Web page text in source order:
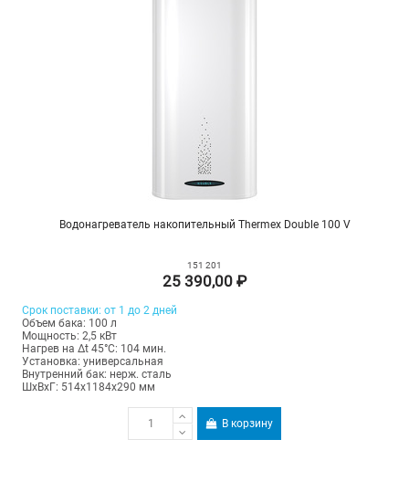
Водонагреватель накопительный Thermex Double 100 V
151 201
25 390,00 ₽
Срок поставки: от 1 до 2 дней
Объем бака: 100 л
Мощность: 2,5 кВт
Нагрев на Δt 45°С: 104 мин.
Установка: универсальная
Внутренний бак: нерж. сталь
ШхВхГ: 514х1184х290 мм
В корзину